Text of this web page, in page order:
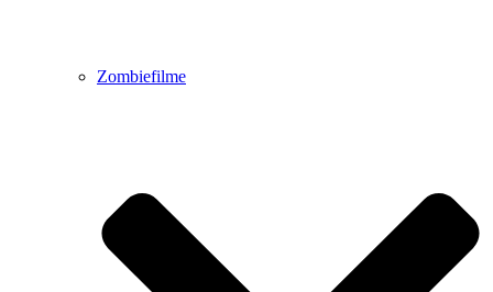
Zombiefilme